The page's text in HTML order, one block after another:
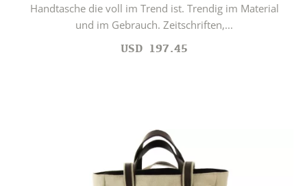
Handtasche die voll im Trend ist. Trendig im Material
und im Gebrauch. Zeitschriften,...
USD 197.45